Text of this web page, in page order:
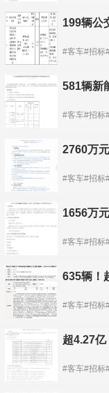
199辆公
#客车#招标
581辆新
#客车#招标
2760万
#客车#招标
1656万
#客车#招标
635辆！
#客车#招标
超4.27
#客车#招标